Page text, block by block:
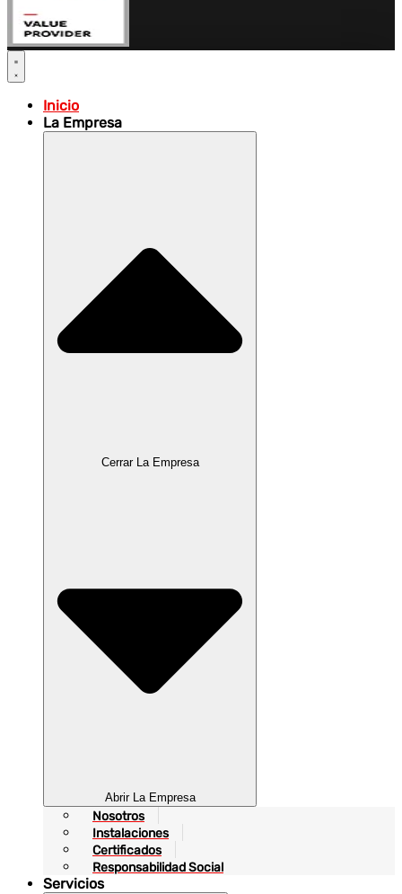
Inicio
La Empresa
Cerrar La Empresa
Abrir La Empresa
Nosotros
Instalaciones
Certificados
Responsabilidad Social
Servicios